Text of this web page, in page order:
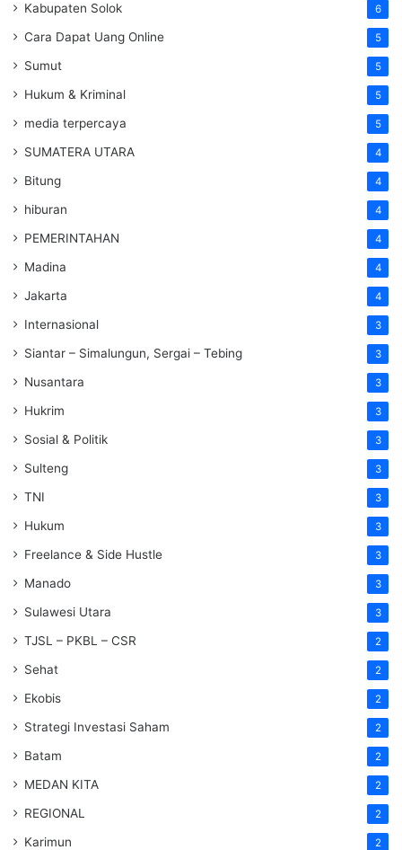
Kabupaten Solok 6
Cara Dapat Uang Online 5
Sumut 5
Hukum & Kriminal 5
media terpercaya 5
SUMATERA UTARA 4
Bitung 4
hiburan 4
PEMERINTAHAN 4
Madina 4
Jakarta 4
Internasional 3
Siantar – Simalungun, Sergai – Tebing 3
Nusantara 3
Hukrim 3
Sosial & Politik 3
Sulteng 3
TNI 3
Hukum 3
Freelance & Side Hustle 3
Manado 3
Sulawesi Utara 3
TJSL – PKBL – CSR 2
Sehat 2
Ekobis 2
Strategi Investasi Saham 2
Batam 2
MEDAN KITA 2
REGIONAL 2
Karimun 2